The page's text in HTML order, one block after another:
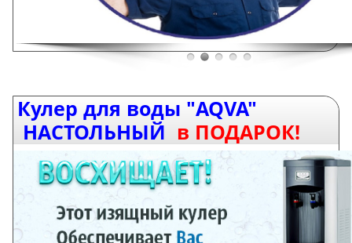
Кулер для воды "AQVA"
НАСТОЛЬНЫЙ в ПОДАРОК!